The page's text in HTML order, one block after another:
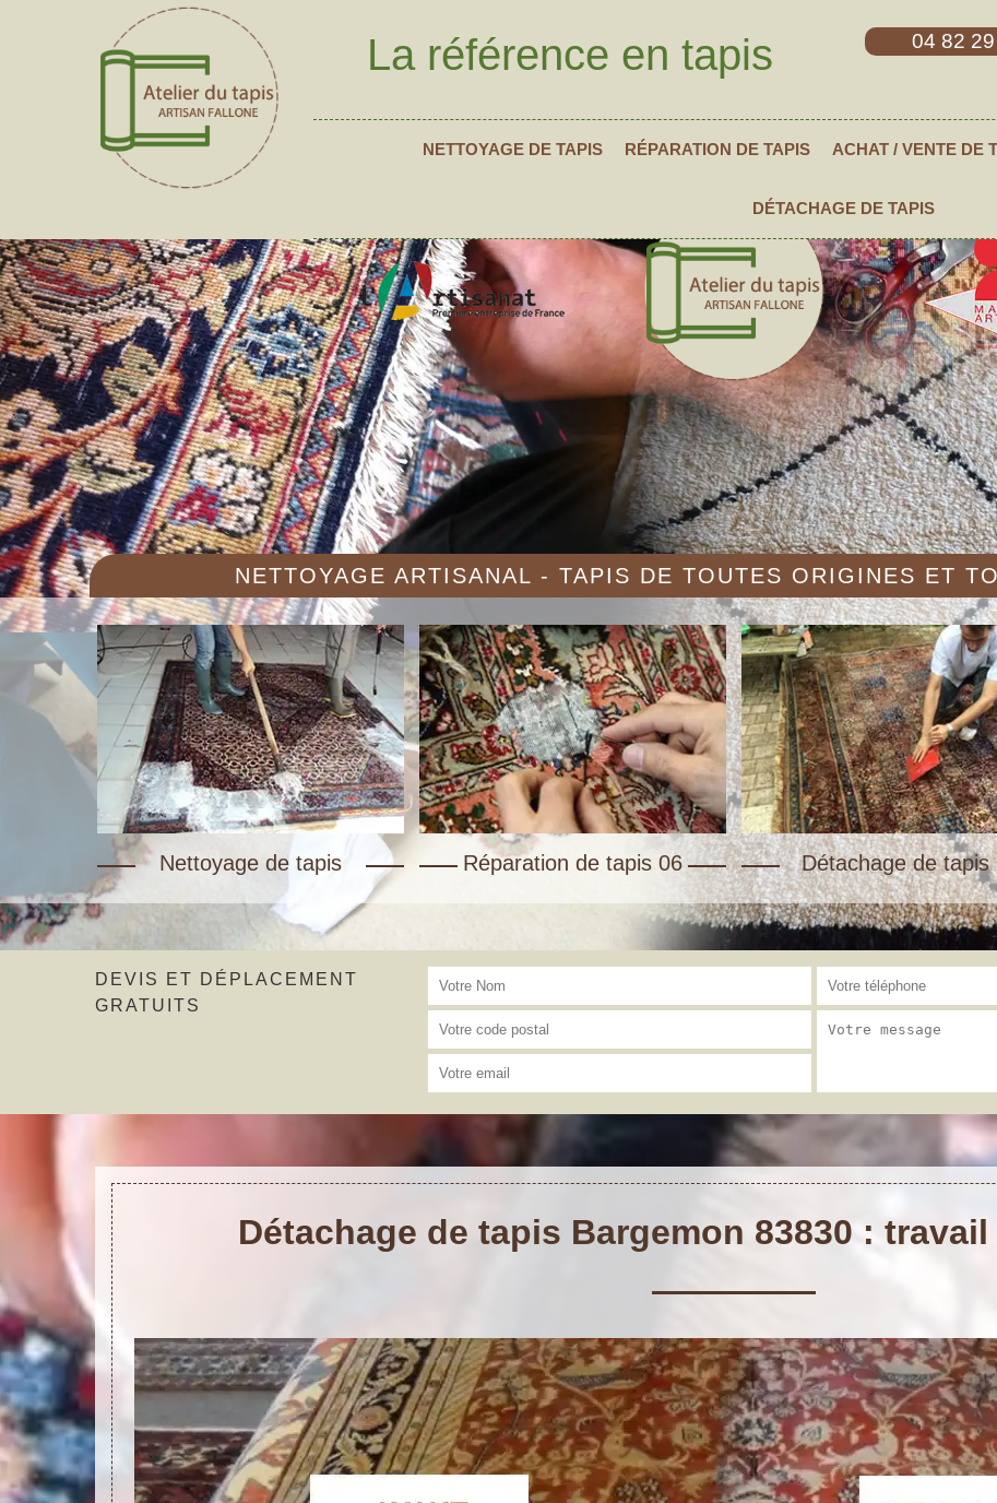
La référence en tapis 04 82
NETTOYAGE DE TAPIS RÉPARATION DE TAPIS ACHAT / VENTE DE
DÉTACHAGE DE TAPIS
NETTOYAGE ARTISANAL - TAPIS DE TOUTES ORIGINES ET
Nettoyage de tapis Réparation de tapis 06 Détachage de tapis
DEVIS ET DÉPLACEMENT
GRATUITS
Détachage de tapis Bargemon 83830 :